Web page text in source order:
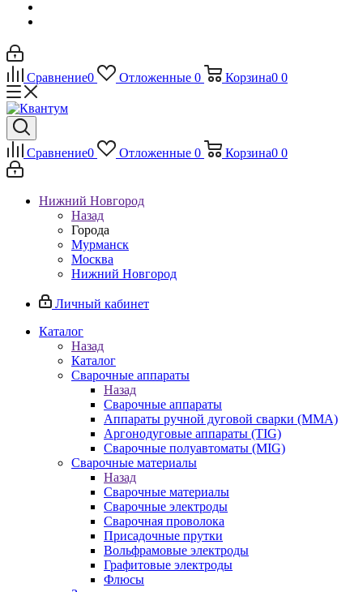
Сравнение0 Отложенные 0 Корзина0 0
Сравнение0 Отложенные 0 Корзина0 0
Нижний Новгород
Назад
Города
Мурманск
Москва
Нижний Новгород
Личный кабинет
Каталог
Назад
Каталог
Сварочные аппараты
Назад
Сварочные аппараты
Аппараты ручной дуговой сварки (MMA)
Аргонодуговые аппараты (TIG)
Сварочные полуавтоматы (MIG)
Сварочные материалы
Назад
Сварочные материалы
Сварочные электроды
Сварочная проволока
Присадочные прутки
Вольфрамовые электроды
Графитовые электроды
Флюсы